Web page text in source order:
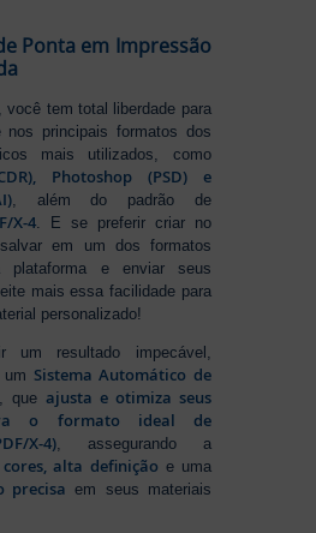
Ponta em Impressão
, você tem total liberdade para
nos principais formatos dos
mais utilizados, como
Photoshop (PSD) e
, além do padrão de
X-4 . E se preferir criar no
em um dos formatos
plataforma e enviar seus
mais essa facilidade para
personalizado!
um resultado impecável,
Sistema Automático de
, queajusta e otimiza seus
o formato ideal de
X-4) , assegurando a
alta definição e uma
precisa em seus materiais